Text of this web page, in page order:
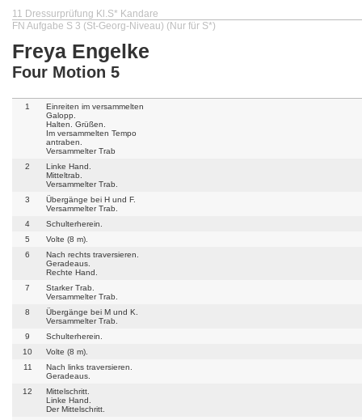
11 Dressurprüfung Kl.S* Kandare
FN Aufgabe S 3 (St-Georg-Niveau) (Nur für S*)
Freya Engelke
Four Motion 5
1
Einreiten im versammelten
Galopp.
Halten. Grüßen.
Im versammelten Tempo
antraben.
Versammelter Trab
2
Linke Hand.
Mitteltrab.
Versammelter Trab.
3
Übergänge bei H und F.
Versammelter Trab.
4
Schulterherein.
5
Volte (8 m).
6
Nach rechts traversieren.
Geradeaus.
Rechte Hand.
7
Starker Trab.
Versammelter Trab.
8
Übergänge bei M und K.
Versammelter Trab.
9
Schulterherein.
10
Volte (8 m).
11
Nach links traversieren.
Geradeaus.
12
Mittelschritt.
Linke Hand.
Der Mittelschritt.